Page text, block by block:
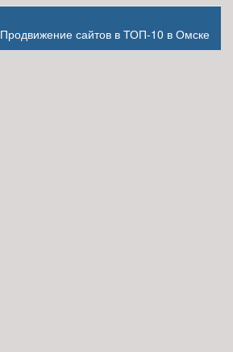
Продвижение сайтов в ТОП-10 в Омске